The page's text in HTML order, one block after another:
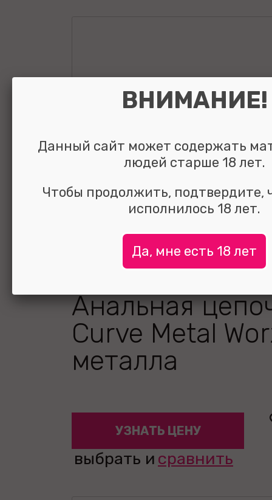
Анальная
Curve Metal
металла
УЗНАТЬ ЦЕНУ
выбрать и сравнить
ВНИМАНИЕ!
Данный сайт может содержать
людей старше 18 лет.
Чтобы продолжить, подтвердите,
исполнилось 18 лет.
Да, мне есть 18 лет